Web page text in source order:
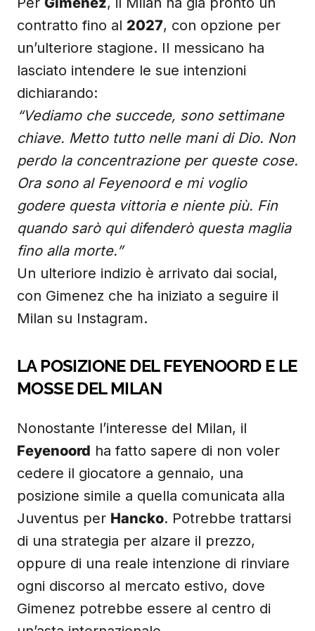
contratto fino al 2027, con opzione per
un’ulteriore stagione. Il messicano ha
lasciato intendere le sue intenzioni
dichiarando:
“Vediamo che succede, sono settimane
chiave. Metto tutto nelle mani di Dio. Non
perdo la concentrazione per queste cose.
Ora sono al Feyenoord e mi voglio
godere questa vittoria e niente più. Fin
quando sarò qui difenderò questa maglia
fino alla morte.”
Un ulteriore indizio è arrivato dai social,
con Gimenez che ha iniziato a seguire il
Milan su Instagram.
LA POSIZIONE DEL FEYENOORD E LE
MOSSE DEL MILAN
Nonostante l’interesse del Milan, il
Feyenoord ha fatto sapere di non voler
cedere il giocatore a gennaio, una
posizione simile a quella comunicata alla
Juventus per Hancko. Potrebbe trattarsi
di una strategia per alzare il prezzo,
oppure di una reale intenzione di rinviare
ogni discorso al mercato estivo, dove
Gimenez potrebbe essere al centro di